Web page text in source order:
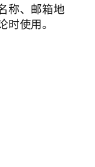
称、邮箱地
使用。